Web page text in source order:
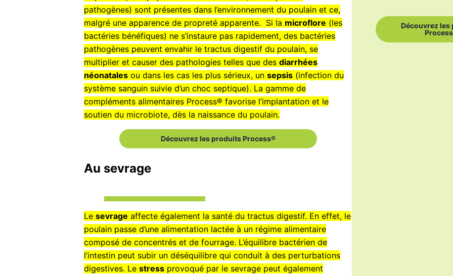
pathogènes) sont présentes dans l’environnement du poulain et ce,
malgré une apparence de propreté apparente. Si la microflore (les
bactéries bénéfiques) ne s’instaure pas rapidement, des bactéries
pathogènes peuvent envahir le tractus digestif du poulain, se
multiplier et causer des pathologies telles que desdiarrhées
néonatales ou dans les cas les plus sérieux, unsepsis (infection du
système sanguin suivie d’un choc septique). La gamme de
compléments alimentaires Process® favorise l’implantation et le
soutien du microbiote, dès la naissance du poulain.
Découvrez les produits Process®
Au sevrage
Lesevrage affecte également la santé du tractus digestif. En effet, le
poulain passe d’une alimentation lactée à un régime alimentaire
composé de concentrés et de fourrage. L’équilibre bactérien de
l’intestin peut subir un déséquilibre qui conduit à des perturbations
digestives. Lestress provoqué par le sevrage peut également
Découvrez